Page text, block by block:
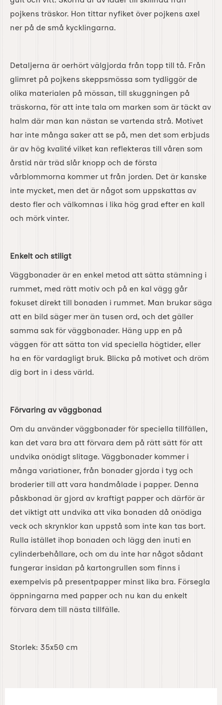
pojkens träskor. Hon tittar nyfiket över pojkens axel
ner på de små kycklingarna.
Detaljerna är oerhört välgjorda från topp till tå. Från
glimret på pojkens skeppsmössa som tydliggör de
olika materialen på mössan, till skuggningen på
träskorna, för att inte tala om marken som är täckt av
halm där man kan nästan se vartenda strå. Motivet
har inte många saker att se på, men det som erbjuds
är av hög kvalité vilket kan reflekteras till våren som
årstid när träd slår knopp och de första
vårblommorna kommer ut från jorden. Det är kanske
inte mycket, men det är något som uppskattas av
desto fler och välkomnas i lika hög grad efter en kall
och mörk vinter.
Enkelt och stiligt
Väggbonader är en enkel metod att sätta stämning i
rummet, med rätt motiv och på en kal vägg går
fokuset direkt till bonaden i rummet. Man brukar säga
att en bild säger mer än tusen ord, och det gäller
samma sak för väggbonader. Häng upp en på
väggen för att sätta ton vid speciella högtider, eller
ha en för vardagligt bruk. Blicka på motivet och dröm
dig bort in i dess värld.
Förvaring av väggbonad
Om du använder väggbonader för speciella tillfällen,
kan det vara bra att förvara dem på rätt sätt för att
undvika onödigt slitage. Väggbonader kommer i
många variationer, från bonader gjorda i tyg och
broderier till att vara handmålade i papper. Denna
påskbonad är gjord av kraftigt papper och därför är
det viktigt att undvika att vika bonaden då onödiga
veck och skrynklor kan uppstå som inte kan tas bort.
Rulla istället ihop bonaden och lägg den inuti en
cylinderbehållare, och om du inte har något sådant
fungerar insidan på kartongrullen som finns i
exempelvis på presentpapper minst lika bra. Försegla
öppningarna med papper och nu kan du enkelt
förvara dem till nästa tillfälle.
Storlek: 35x50 cm